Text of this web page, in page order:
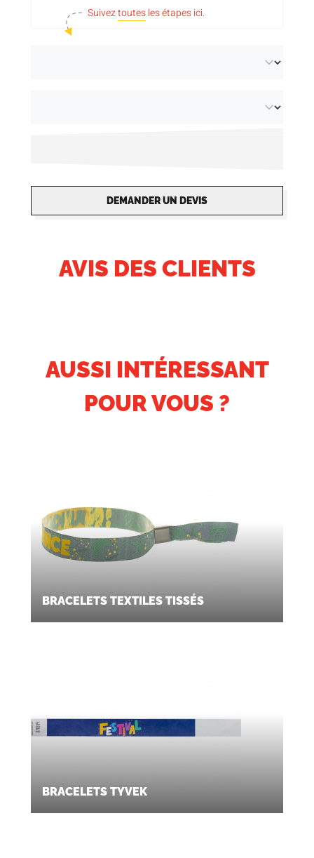
Veuillez noter que ces bracelets en papier
Suiveztoutesles étapes ici.
DEMANDER UN DEVIS
AVIS DES CLIENTS
AUSSI INTÉRESSANT
POUR VOUS ?
BRACELETS TEXTILES TISSÉS
BRACELETS TYVEK